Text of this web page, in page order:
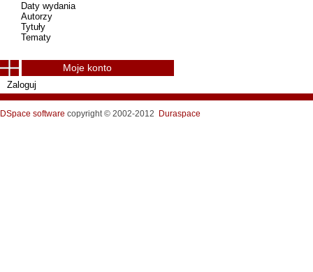
Daty wydania
Autorzy
Tytuły
Tematy
Moje konto
Zaloguj
DSpace software copyright © 2002-2012 Duraspace